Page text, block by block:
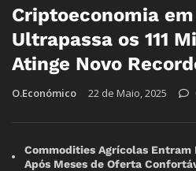
Criptoeconomia
Ultrapassa os 111
Atinge Novo
O.Económico 22 de Maio, 2025
Commodities Agrícolas Entram
Após Meses de Oferta